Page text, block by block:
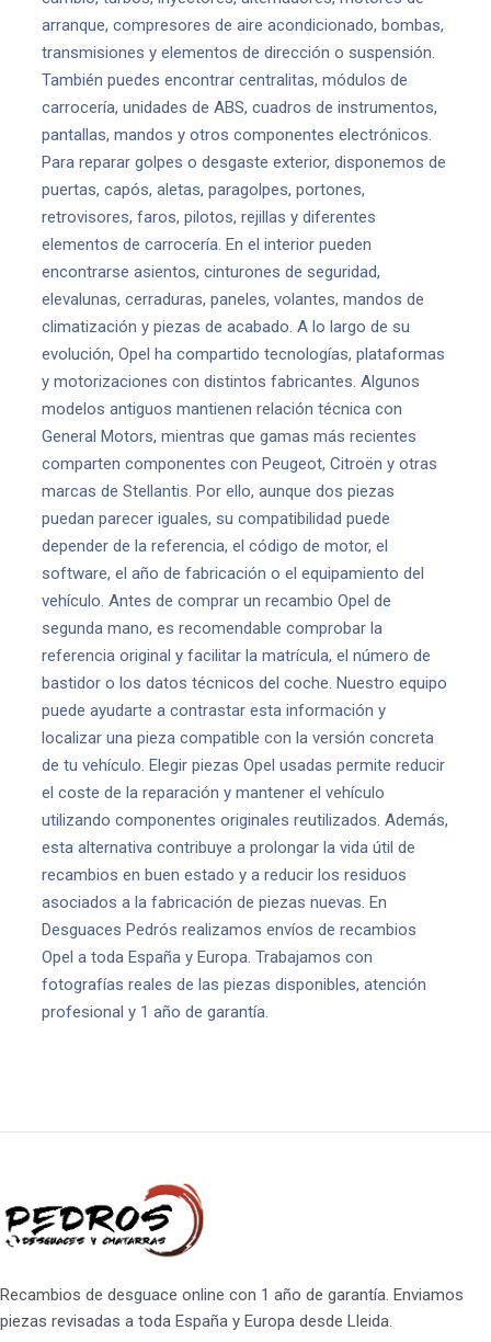
arranque, compresores de aire acondicionado, bombas,
transmisiones y elementos de dirección o suspensión.
También puedes encontrar centralitas, módulos de
carrocería, unidades de ABS, cuadros de instrumentos,
pantallas, mandos y otros componentes electrónicos.
Para reparar golpes o desgaste exterior, disponemos de
puertas, capós, aletas, paragolpes, portones,
retrovisores, faros, pilotos, rejillas y diferentes
elementos de carrocería. En el interior pueden
encontrarse asientos, cinturones de seguridad,
elevalunas, cerraduras, paneles, volantes, mandos de
climatización y piezas de acabado. A lo largo de su
evolución, Opel ha compartido tecnologías, plataformas
y motorizaciones con distintos fabricantes. Algunos
modelos antiguos mantienen relación técnica con
General Motors, mientras que gamas más recientes
comparten componentes con Peugeot, Citroën y otras
marcas de Stellantis. Por ello, aunque dos piezas
puedan parecer iguales, su compatibilidad puede
depender de la referencia, el código de motor, el
software, el año de fabricación o el equipamiento del
vehículo. Antes de comprar un recambio Opel de
segunda mano, es recomendable comprobar la
referencia original y facilitar la matrícula, el número de
bastidor o los datos técnicos del coche. Nuestro equipo
puede ayudarte a contrastar esta información y
localizar una pieza compatible con la versión concreta
de tu vehículo. Elegir piezas Opel usadas permite reducir
el coste de la reparación y mantener el vehículo
utilizando componentes originales reutilizados. Además,
esta alternativa contribuye a prolongar la vida útil de
recambios en buen estado y a reducir los residuos
asociados a la fabricación de piezas nuevas. En
Desguaces Pedrós realizamos envíos de recambios
Opel a toda España y Europa. Trabajamos con
fotografías reales de las piezas disponibles, atención
profesional y 1 año de garantía.
Recambios de desguace online con 1 año de garantía. Enviamos
piezas revisadas a toda España y Europa desde Lleida.